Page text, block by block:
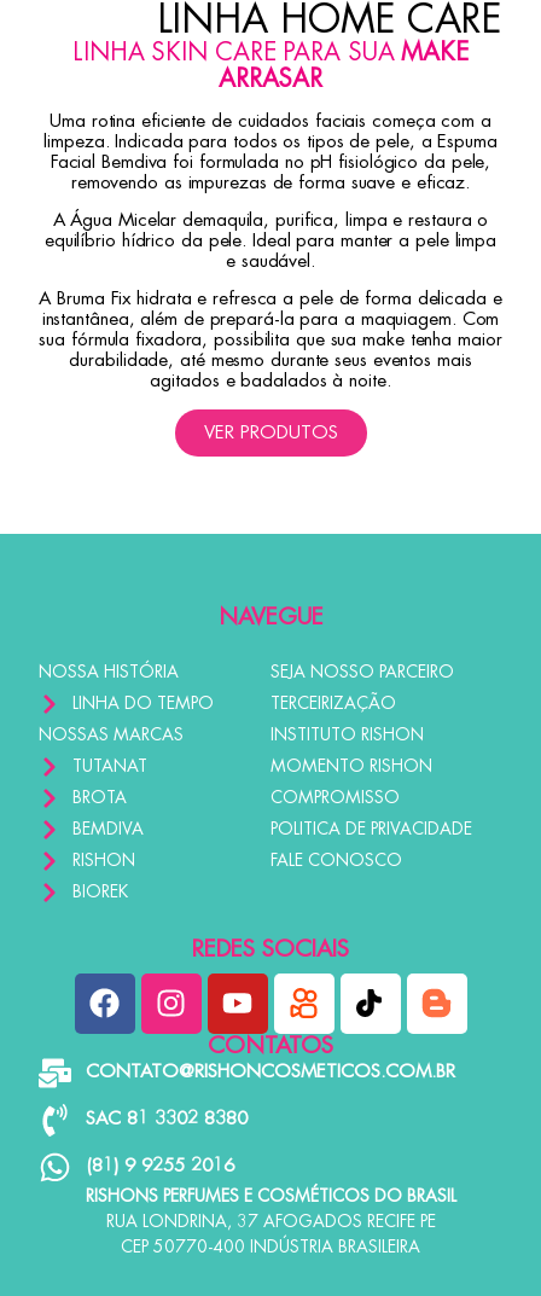
LINHA HOME CARE
LINHA SKIN CARE PARA SUAMAKE
ARRASAR
Uma rotina eficiente de cuidados faciais começa com a
limpeza. Indicada para todos os tipos de pele, a Espuma
Facial Bemdiva foi formulada no pH fisiológico da pele,
removendo as impurezas de forma suave e eficaz.
A Água Micelar demaquila, purifica, limpa e restaura o
equilíbrio hídrico da pele. Ideal para manter a pele limpa
e saudável.
A Bruma Fix hidrata e refresca a pele de forma delicada e
instantânea, além de prepará-la para a maquiagem. Com
sua fórmula fixadora, possibilita que sua make tenha maior
durabilidade, até mesmo durante seus eventos mais
agitados e badalados à noite.
VER PRODUTOS
NAVEGUE
NOSSA HISTÓRIA
LINHA DO TEMPO
NOSSAS MARCAS
TUTANAT
BROTA
BEMDIVA
RISHON
BIOREK
SEJA NOSSO PARCEIRO
TERCEIRIZAÇÃO
INSTITUTO RISHON
MOMENTO RISHON
COMPROMISSO
POLITICA DE PRIVACIDADE
FALE CONOSCO
CONTATOS
CONTATO@RISHONCOSMETICOS.COM.BR
SAC 81 3302 8380
(81) 9 9255 2016
RISHONS PERFUMES E COSMÉTICOS DO BRASIL
RUA LONDRINA, 37 AFOGADOS RECIFE PE
CEP 50770-400 INDÚSTRIA BRASILEIRA
REDES SOCIAIS